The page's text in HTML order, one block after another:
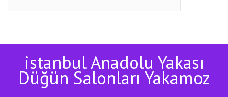
istanbul Anadolu Yakası
Düğün Salonları Yakamoz